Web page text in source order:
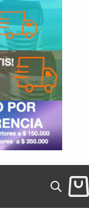
Carro